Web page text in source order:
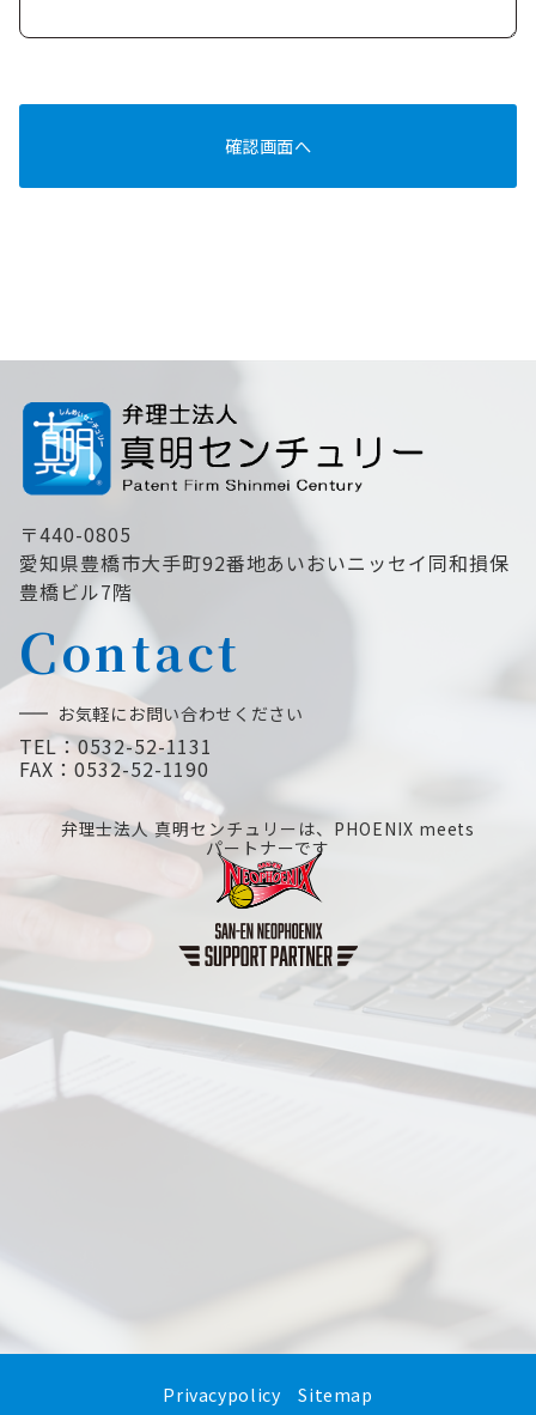
〒440-0805
愛知県豊橋市大手町92番地あいおいニッセイ同和損保
豊橋ビル7階
Contact
お気軽にお問い合わせください
TEL：0532-52-1131
FAX：0532-52-1190
弁理士法人 真明センチュリーは、PHOENIX meets
パートナーです
Privacypolicy Sitemap